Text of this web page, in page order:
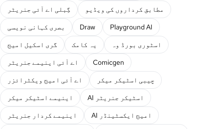
گِبلی اے آئی جنریٹر
مطابق کرداروں کی ویڈیو
بصری کہانی نویسی
Draw
Playground AI
گری اسکیل امیج
یہ کامک
اسٹوری بورڈ وہ
اے آئی اینیمے جنریٹر
Comicgen
اے آئی امیج ویکٹرائزر
چیبی اسٹیکر میکر
اینیمے اسٹیکر میکر
AI اسٹیکر جنریٹر
اینیمے کردار جنریٹر
AI امیج ایکسٹینڈر